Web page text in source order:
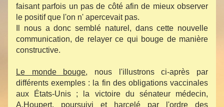
faisant parfois un pas de côté afin de mieux observer
le positif que l'on n' apercevait pas.
Il nous a donc semblé naturel, dans cette nouvelle
communication, de relayer ce qui bouge de manière
constructive.
Le monde bouge, nous l'illustrons ci-après par
différents exemples : la fin des obligations vaccinales
aux États-Unis ; la victoire du sénateur médecin,
A.Houpert, poursuivi et harcelé par l'ordre des